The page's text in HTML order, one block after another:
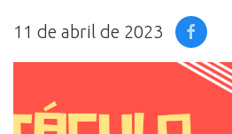
11 de abril de 2023